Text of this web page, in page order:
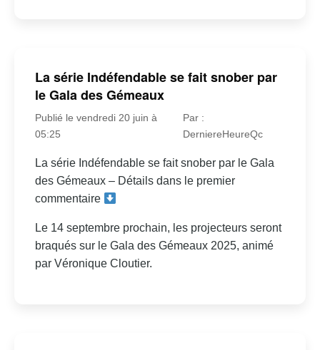
La série Indéfendable se fait snober par
le Gala des Gémeaux
Publié le vendredi 20 juin à
05:25
Par :
DerniereHeureQc
La série Indéfendable se fait snober par le Gala
des Gémeaux – Détails dans le premier
commentaire
Le 14 septembre prochain, les projecteurs seront
braqués sur le Gala des Gémeaux 2025, animé
par Véronique Cloutier.